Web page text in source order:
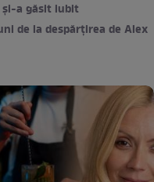
și-a găsit iubit
de la despărțirea de Alex